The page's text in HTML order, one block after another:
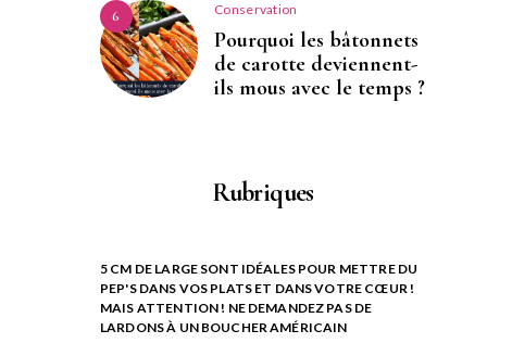
6 Conservation
Pourquoi les bâtonnets
de carotte deviennent-
ils mous avec le temps ?
Rubriques
5 CM DE LARGE SONT IDÉALES POUR METTRE DU
PEP'S DANS VOS PLATS ET DANS VOTRE CŒUR !
MAIS ATTENTION ! NE DEMANDEZ PAS DE
LARDONS À UN BOUCHER AMÉRICAIN